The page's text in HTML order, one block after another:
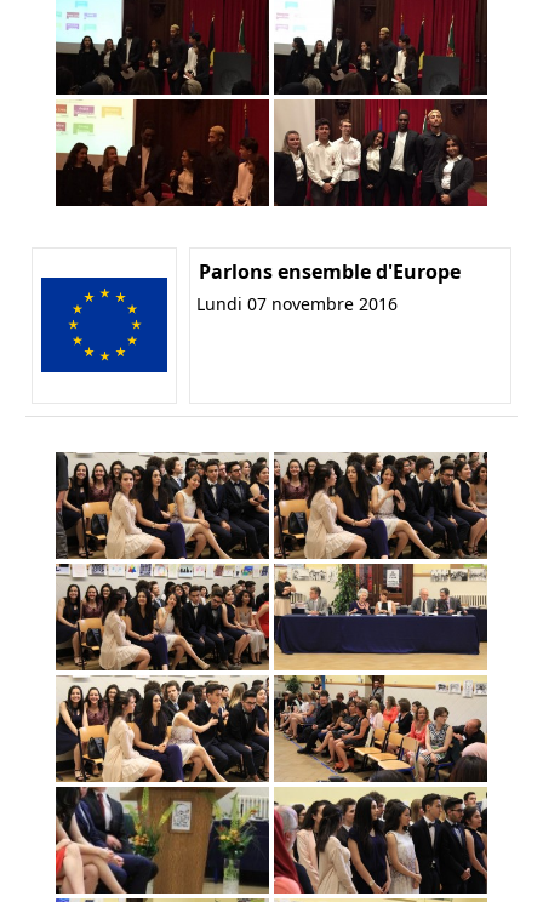
Parlons ensemble d'Europe
Lundi 07 novembre 2016